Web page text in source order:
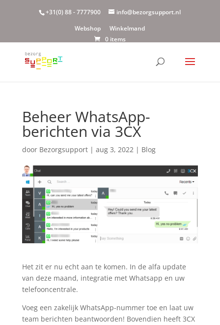
+31(0) 88 - 7777900
info@bezorgsupport.nl
Webshop
Winkelmand
0 items
Beheer WhatsApp-
berichten via 3CX
door Bezorgsupport| aug 3, 2022| Blog
Het zit er nu echt aan te komen. In de alfa update
van deze maand, integratie met Whatsapp en uw
telefooncentrale.
Voeg een zakelijk WhatsApp-nummer toe en laat uw
team berichten beantwoorden! Bovendien heeft 3CX